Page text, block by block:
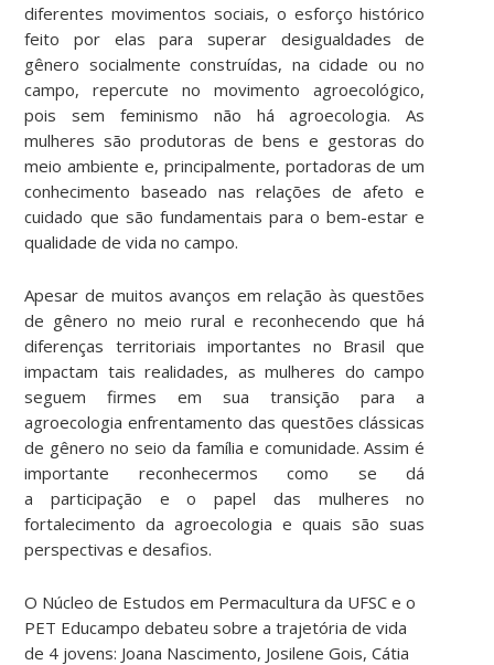
diferentes movimentos sociais, o esforço histórico
feito por elas para superar desigualdades de
gênero socialmente construídas, na cidade ou no
campo, repercute no movimento agroecológico,
pois sem feminismo não há agroecologia. As
mulheres são produtoras de bens e gestoras do
meio ambiente e, principalmente, portadoras de um
conhecimento baseado nas relações de afeto e
cuidado que são fundamentais para o bem-estar e
qualidade de vida no campo.
Apesar de muitos avanços em relação às questões
de gênero no meio rural e reconhecendo que há
diferenças territoriais importantes no Brasil que
impactam tais realidades, as mulheres do campo
seguem firmes em sua transição para a
agroecologia enfrentamento das questões clássicas
de gênero no seio da família e comunidade. Assim é
importante reconhecermos como se dá
a participação e o papel das mulheres no
fortalecimento da agroecologia e quais são suas
perspectivas e desafios.
O Núcleo de Estudos em Permacultura da UFSC e o
PET Educampo debateu sobre a trajetória de vida
de 4 jovens: Joana Nascimento, Josilene Gois, Cátia